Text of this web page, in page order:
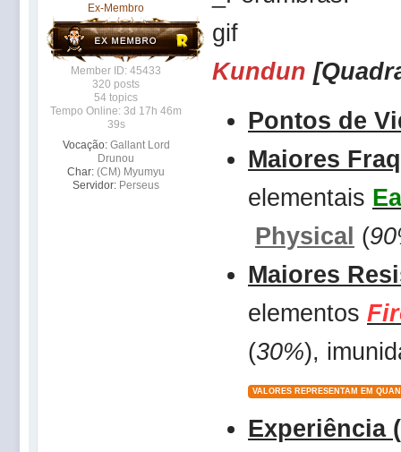
Ex-Membro
Member ID: 45433
320 posts
54 topics
Tempo Online: 3d 17h 46m
39s
Vocação: Gallant Lord
Drunou
Char: (CM) Myumyu
Servidor: Perseus
Kundun
Pontos de
Maiores
elementais
Physical (
Maiores
elementos
(30%),
VALORES REPRESENTAM EM
Experiência